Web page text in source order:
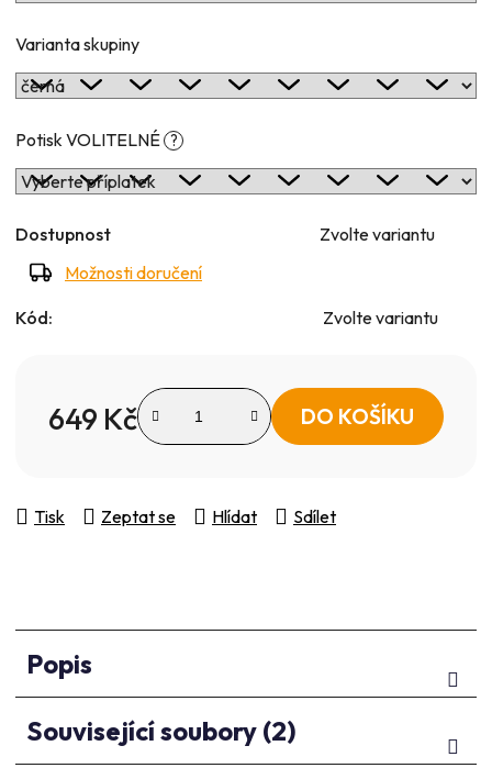
Varianta skupiny
Potisk VOLITELNÉ ?
Dostupnost
Zvolte variantu
Možnosti doručení
Kód: Zvolte variantu
649 Kč DO KOŠÍKU
Tisk Zeptat se Hlídat Sdílet
Popis
Související soubory (2)